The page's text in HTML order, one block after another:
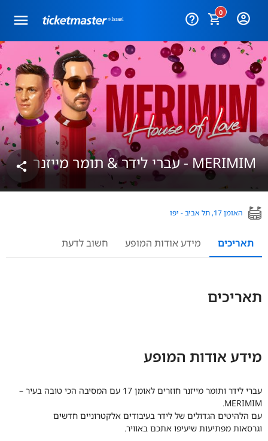
0
help_outline
MERIMIM - עברי לידר & תומר מייזנר share
האומן 17, תל אביב - יפו
תאריכים מידע אודות המופע חשוב לדעת
תאריכים
מידע אודות המופע
עברי לידר ותומר מייזנר חוזרים לאומן 17 עם המסיבה הכי טובה בעיר –
MERIMIM.
עם הלהיטים הגדולים של לידר בעיבודים אלקטרוניים חדשים
וגרסאות מפתיעות שיעיפו אתכם באוויר.